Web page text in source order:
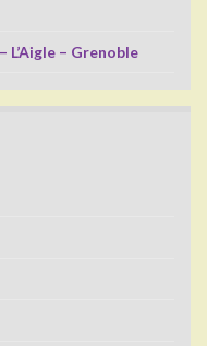
L’Aigle – Grenoble